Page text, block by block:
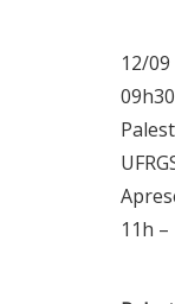
12/09
11h